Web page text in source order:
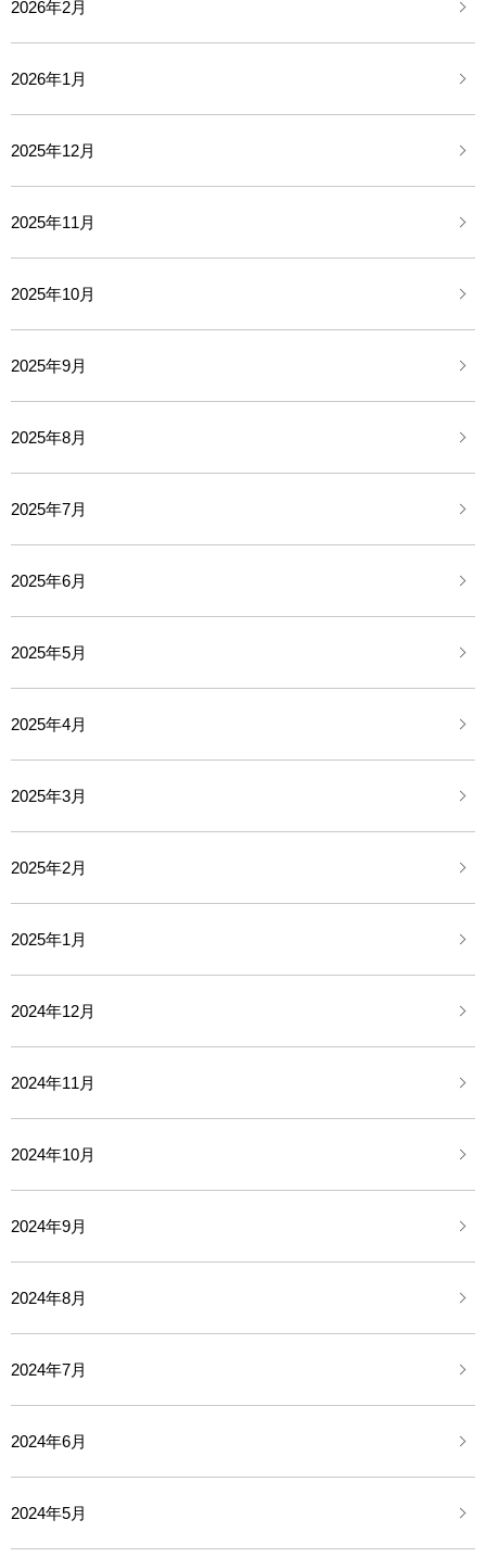
2026年2月
2026年1月
2025年12月
2025年11月
2025年10月
2025年9月
2025年8月
2025年7月
2025年6月
2025年5月
2025年4月
2025年3月
2025年2月
2025年1月
2024年12月
2024年11月
2024年10月
2024年9月
2024年8月
2024年7月
2024年6月
2024年5月